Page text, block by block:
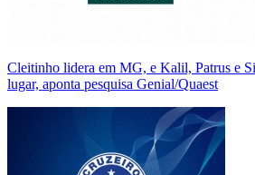
Cleitinho lidera em MG, e Kalil, Patrus e
lugar, aponta pesquisa Genial/Quaest